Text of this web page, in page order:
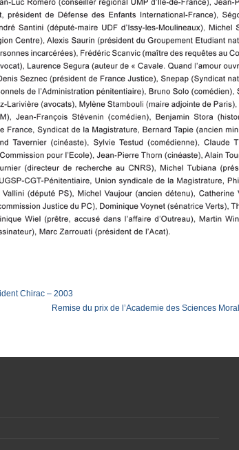
Chirac – 2003
Remise du prix de l’Academie des Sciences